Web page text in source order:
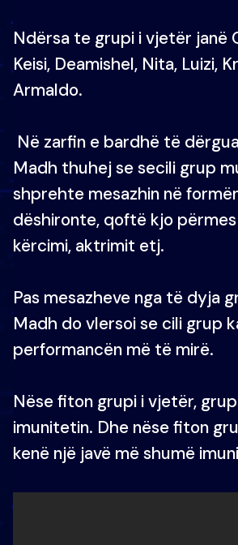
Ndërsa te grupi i vjetër janë
Keisi, Deamishel, Nita, Luizi,
Armaldo.
Në zarfin e bardhë të
Madh thuhej se secili grup
shprehte mesazhin në
dëshironte, qoftë kjo
kërcimi, aktrimit etj.
Pas mesazheve nga të dyja
Madh do vlersoi se cili grup
performancën më të mirë.
Nëse fiton grupi i vjetër,
imunitetin. Dhe nëse fiton
kenë një javë më shumë